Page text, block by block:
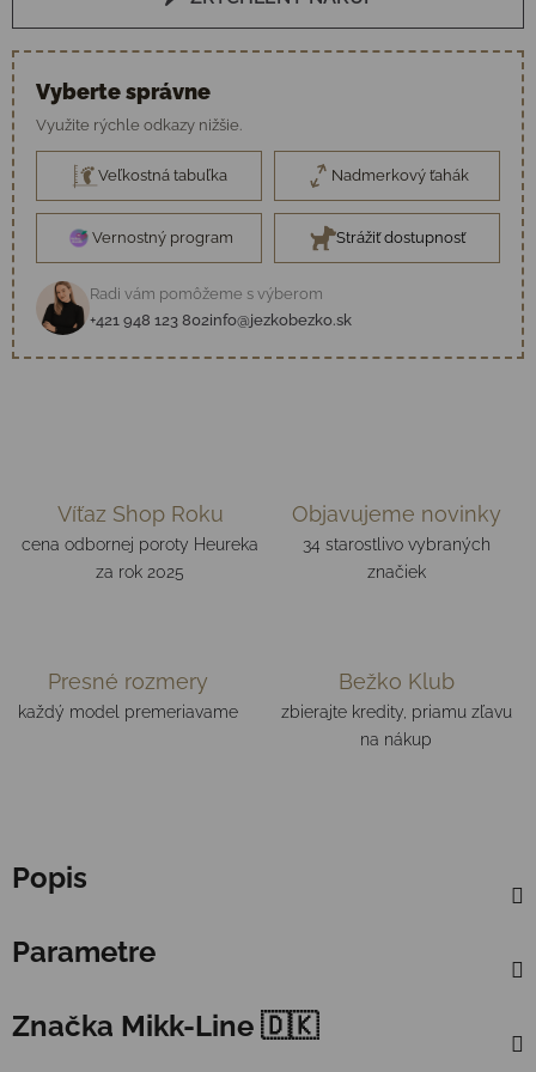
Vyberte správne
Využite rýchle odkazy nižšie.
Veľkostná tabuľka Nadmerkový ťahák
Vernostný program Strážiť dostupnosť
Radi vám pomôžeme s výberom
+421 948 123 802info@jezkobezko.sk
Víťaz Shop Roku
cena odbornej poroty Heureka
za rok 2025
Objavujeme novinky
34 starostlivo vybraných
značiek
Presné rozmery
každý model premeriavame
Bežko Klub
zbierajte kredity, priamu zľavu
na nákup
Popis
Parametre
Značka Mikk-Line 🇩🇰